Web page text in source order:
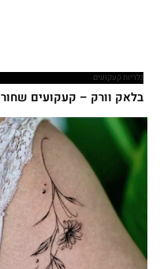
גלריות קעקועים
בלאק וורק – קעקועים שחורים